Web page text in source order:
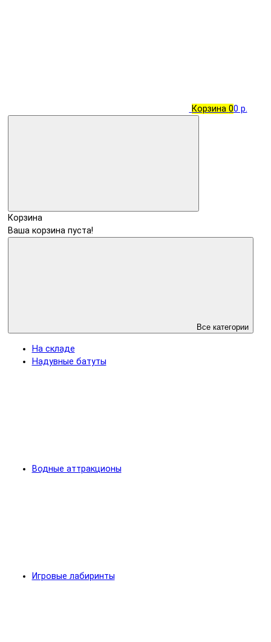
Корзина 00 р.
Корзина
Ваша корзина пуста!
Все категории
На складе
Надувные батуты
Водные аттракционы
Игровые лабиринты